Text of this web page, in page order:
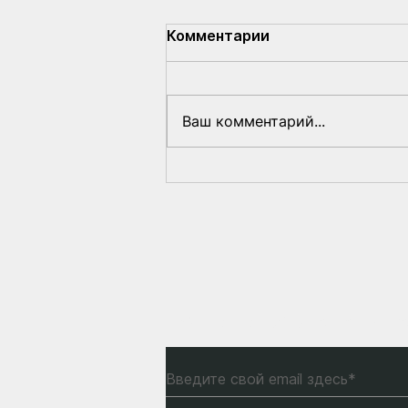
Комментарии
Ваш комментарий...